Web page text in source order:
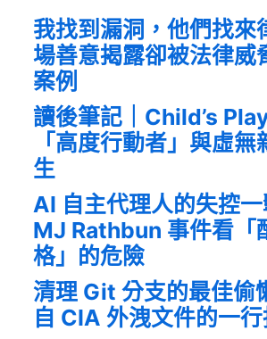
我找到漏洞，他們找來
場善意揭露卻被法律威
案例
讀後筆記｜Child’s
「高度行動者」與虛
生
AI 自主代理人的失控
MJ Rathbun 事件看「
格」的危險
清理 Git 分支的最佳偷
自 CIA 外洩文件的一